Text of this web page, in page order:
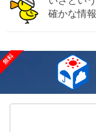
確かな情